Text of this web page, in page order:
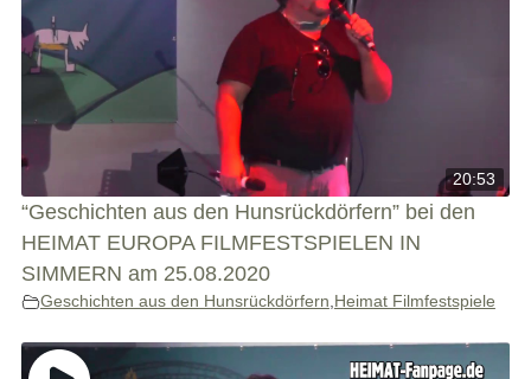
20:53
“Geschichten aus den Hunsrückdörfern” bei den
HEIMAT EUROPA FILMFESTSPIELEN IN
SIMMERN am 25.08.2020
Geschichten aus den Hunsrückdörfern,Heimat Filmfestspiele